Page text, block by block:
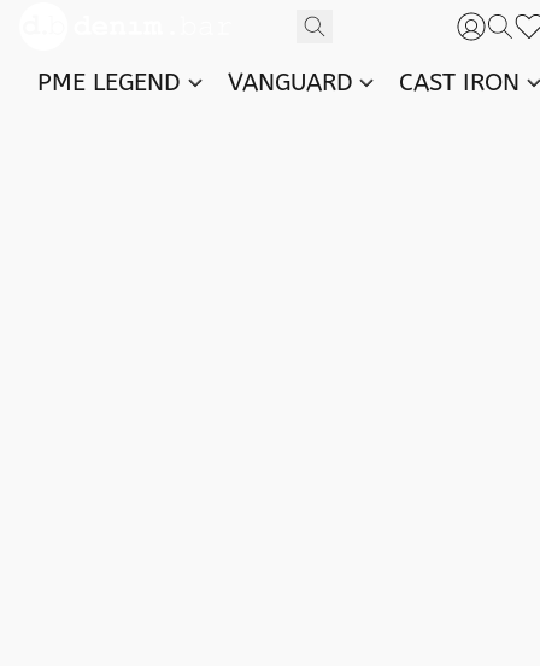
PME LEGEND VANGUARD CAST IRON